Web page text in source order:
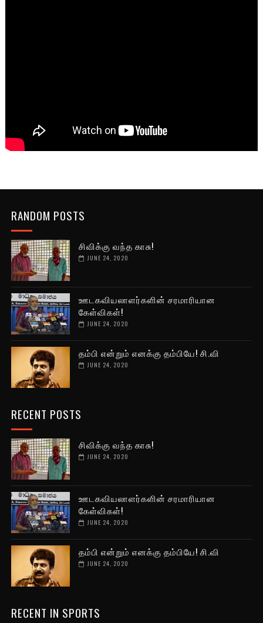
RANDOM POSTS
சிவிக்கு வந்த காசு!
JUNE 24, 2020
ஊடகவியலாளர்களின் சரமாரியான
கேள்விகள்!
JUNE 24, 2020
தம்பி என்றும் எனக்கு தம்பியே! சி.வி
JUNE 24, 2020
RECENT POSTS
சிவிக்கு வந்த காசு!
JUNE 24, 2020
ஊடகவியலாளர்களின் சரமாரியான
கேள்விகள்!
JUNE 24, 2020
தம்பி என்றும் எனக்கு தம்பியே! சி.வி
JUNE 24, 2020
RECENT IN SPORTS